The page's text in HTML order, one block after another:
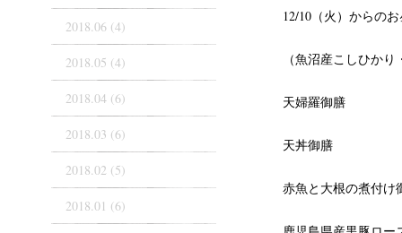
12/10（火）からの
（魚沼産こしひか
天婦羅御膳
天丼御膳
赤魚と大根の煮付け
2018.06 (4)
2018.05 (4)
2018.04 (6)
2018.03 (6)
2018.02 (5)
2018.01 (6)